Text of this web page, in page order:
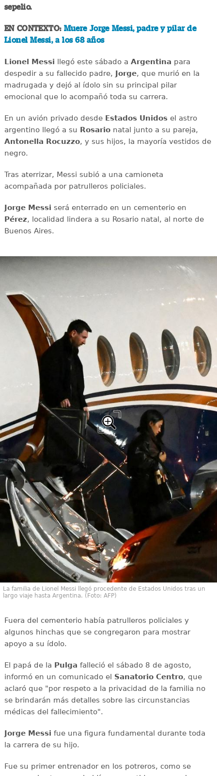
sepelio.
EN CONTEXTO: Muere Jorge Messi, padre y pilar de
Lionel Messi, a los 68 años
Lionel Messi llegó este sábado a Argentina para
despedir a su fallecido padre, Jorge, que murió en la
madrugada y dejó al ídolo sin su principal pilar
emocional que lo acompañó toda su carrera.
En un avión privado desdeEstados Unidosel astro
argentino llegó a su Rosarionatal junto a su pareja,
Antonella Rocuzzo, y sus hijos, la mayoría vestidos de
negro.
Tras aterrizar, Messi subió a una camioneta
acompañada por patrulleros policiales.
Jorge Messi será enterrado en un cementerio en
Pérez, localidad lindera a su Rosario natal, al norte de
Buenos Aires.
La familia de Lionel Messi llegó procedente de Estados Unidos tras un
largo viaje hasta Argentina. (Foto: AFP)
Fuera del cementerio había patrulleros policiales y
algunos hinchas que se congregaron para mostrar
apoyo a su ídolo.
El papá de la Pulga falleció el sábado 8 de agosto,
informó en un comunicado el Sanatorio Centro, que
aclaró que "por respeto a la privacidad de la familia no
se brindarán más detalles sobre las circunstancias
médicas del fallecimiento".
Jorge Messi fue una figura fundamental durante toda
la carrera de su hijo.
Fue su primer entrenador en los potreros, como se